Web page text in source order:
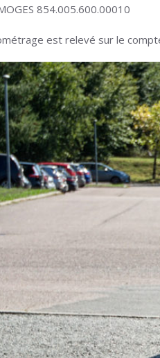
854.005.600.00010
est relevé sur le